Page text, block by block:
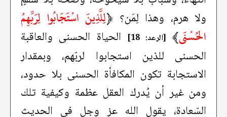
ولا هرم، وهذا لِمَن؟ ﴿لِلَّذِينَ اسْتَجَابُوا لِرَبِّهِمُ
الحُسْنَى﴾ [الرعد: 18]
الحياة الحسنى والعاقبة
الحسنى للذين استجابوا لربّهم، وبمقدار
الاستجابة تكون المكافأة الحسنى بلا حدود،
ومن غير أن يُدرك العقل عظمة وكيفية تلك
السّعادة، يقول الله عز وجل في الحديث